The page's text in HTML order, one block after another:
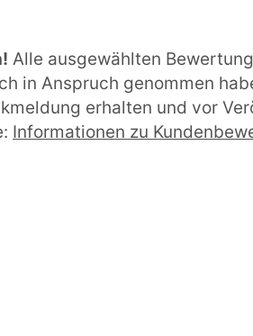
Alle ausgewählten
in Anspruch genommen
erhalten und vor
Informationen zu